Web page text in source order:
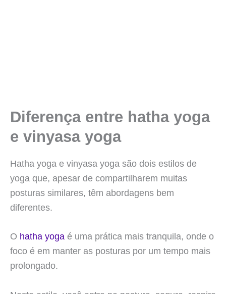
Diferença entre hatha yoga
e vinyasa yoga
Hatha yoga e vinyasa yoga são dois estilos de
yoga que, apesar de compartilharem muitas
posturas similares, têm abordagens bem
diferentes.
O hatha yoga é uma prática mais tranquila, onde o
foco é em manter as posturas por um tempo mais
prolongado.